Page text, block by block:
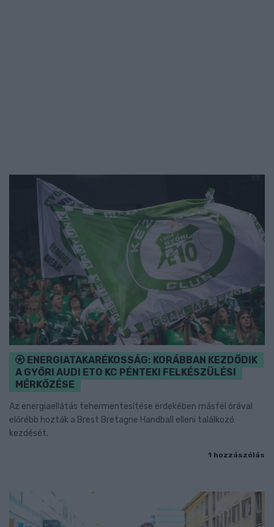
ENERGIATAKARÉKOSSÁG: KORÁBBAN KEZDŐDIK
A GYŐRI AUDI ETO KC PÉNTEKI FELKÉSZÜLÉSI
MÉRKŐZÉSE
Az energiaellátás tehermentesítése érdekében másfél órával
előrébb hozták a Brest Bretagne Handball elleni találkozó
kezdését.
1 hozzászólás